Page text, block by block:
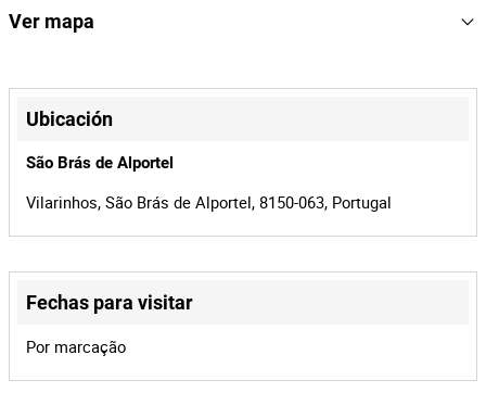
Nº de Serie
Lote Numero
Referencia 157740
Proceso BMP-664
subasta
Id del lote 157740
Ver mapa
+
−
Ubicación
São Brás de Alportel
Vilarinhos, São Brás de Alportel, 8150-063, Portugal
Fechas para visitar
Por marcação